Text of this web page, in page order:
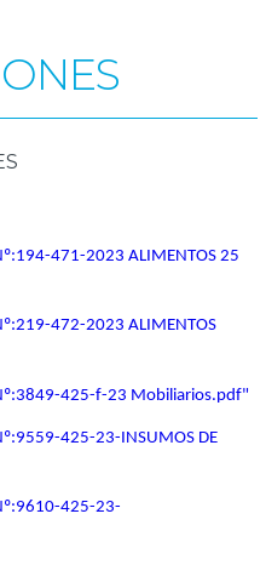
471-2023 ALIMENTOS 25
472-2023 ALIMENTOS
Nº:3849-425-f-23 Mobiliarios.pdf"
Nº:9559-425-23-INSUMOS DE
Nº:9610-425-23-